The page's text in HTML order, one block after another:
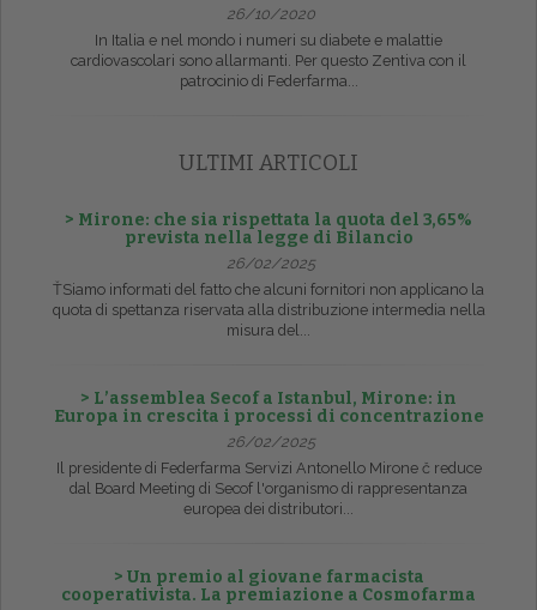
26/10/2020
In Italia e nel mondo i numeri su diabete e malattie
cardiovascolari sono allarmanti. Per questo Zentiva con il
patrocinio di Federfarma...
ULTIMI ARTICOLI
> Mirone: che sia rispettata la quota del 3,65%
prevista nella legge di Bilancio
26/02/2025
ŤSiamo informati del fatto che alcuni fornitori non applicano la
quota di spettanza riservata alla distribuzione intermedia nella
misura del...
> L’assemblea Secof a Istanbul, Mirone: in
Europa in crescita i processi di concentrazione
26/02/2025
Il presidente di Federfarma Servizi Antonello Mirone č reduce
dal Board Meeting di Secof l'organismo di rappresentanza
europea dei distributori...
> Un premio al giovane farmacista
cooperativista. La premiazione a Cosmofarma